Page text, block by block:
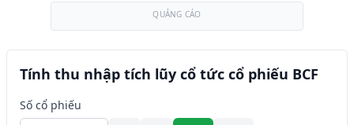
QUẢNG CÁO
Tính thu nhập tích lũy cổ tức cổ phiếu BCF
Số cổ phiếu